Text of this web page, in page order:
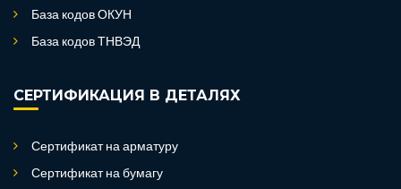
База кодов ОКУН
База кодов ТНВЭД
СЕРТИФИКАЦИЯ В ДЕТАЛЯХ
Сертификат на арматуру
Сертификат на бумагу